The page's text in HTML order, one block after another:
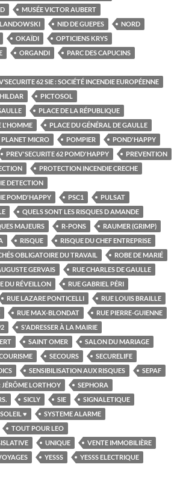
MUSÉE VICTOR AUBERT
NID DE GUEPES
NORD
OKAÏDI
OPTICIENS KRYS
ORGANDI
PARC DES CAPUCINS
62 SIE : SOCIÉTÉ INCENDIE EUROPÉENNE
PICTOSOL
PLACE DE LA RÉPUBLIQUE
L'HOMME
PLACE DU GÉNÉRAL DE GAULLE
PLANET MICRO POMPIER
POND'HAPPY
PREV'SECURITE 62 POMD'HAPPY
PREVENTION
PROTECTION INCENDIE CRECHE
DETECTION
POMD'HAPPY
PSC1
PULSAT
QUELS SONT LES RISQUES D AMANDE
MAJEURS
R-PONS
RAUMER (GRIMP)
RISQUE
RISQUE DU CHEF ENTREPRISE
OBLIGATOIRE DU TRAVAIL
ROBE DE MARIÉ
GERVAIS
RUE CHARLES DE GAULLE
DU RÉVEILLON
RUE GABRIEL PÉRI
RUE LAZARE PONTICELLI
RUE LOUIS BRAILLE
RUE MAX-BLONDAT
RUE PIERRE-GUIENNE
S'ADRESSER À LA MAIRIE
SAINT OMER
SALON DU MARIAGE
SECOURS
SECURELIFE
SENSIBILISATION AUX RISQUES
SEPAF
JÉRÔME LORTHOY
SEPHORA
SICLY SIE
SIGNALETIQUE
SOLEIL ♥
SYSTEME ALARME
TOUT POUR LEO
UNIQUE
VENTE IMMOBILIÈRE
YESSS
YESSS ELECTRIQUE